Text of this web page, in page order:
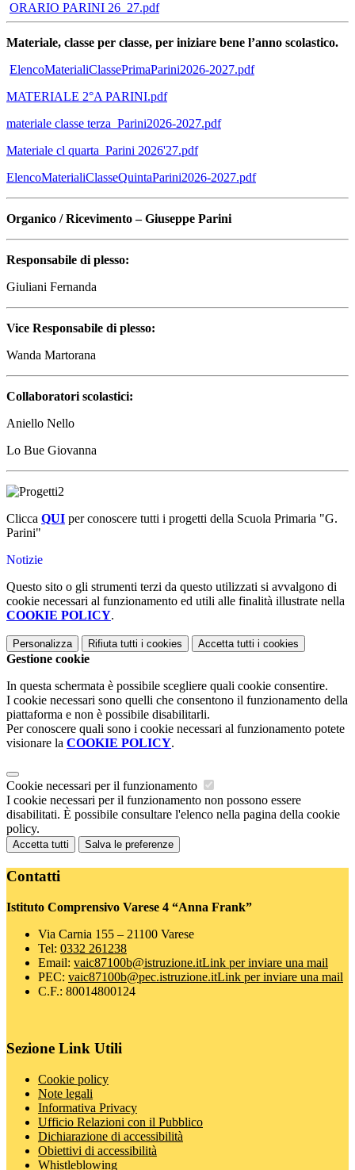
ORARIO PARINI 26_27.pdf
Materiale, classe per classe, per iniziare bene l’anno scolastico.
ElencoMaterialiClassePrimaParini2026-2027.pdf
MATERIALE 2°A PARINI.pdf
materiale classe terza_Parini2026-2027.pdf
Materiale cl quarta_Parini 2026'27.pdf
ElencoMaterialiClasseQuintaParini2026-2027.pdf
Organico / Ricevimento – Giuseppe Parini
Responsabile di plesso:
Giuliani Fernanda
Vice Responsabile di plesso:
Wanda Martorana
Collaboratori scolastici:
Aniello Nello
Lo Bue Giovanna
Clicca QUI per conoscere tutti i progetti della Scuola Primaria "G.
Parini"
Notizie
Questo sito o gli strumenti terzi da questo utilizzati si avvalgono di
cookie necessari al funzionamento ed utili alle finalità illustrate nella
COOKIE POLICY.
Personalizza Rifiuta tutti i cookies Accetta tutti i cookies
Gestione cookie
In questa schermata è possibile scegliere quali cookie consentire.
I cookie necessari sono quelli che consentono il funzionamento della
piattaforma e non è possibile disabilitarli.
Per conoscere quali sono i cookie necessari al funzionamento potete
visionare la COOKIE POLICY.
Cookie necessari per il funzionamento
I cookie necessari per il funzionamento non possono essere
disabilitati. È possibile consultare l'elenco nella pagina della cookie
policy.
Accetta tutti Salva le preferenze
Contatti
Istituto Comprensivo Varese 4 “Anna Frank”
Via Carnia 155 – 21100 Varese
Tel: 0332 261238
Email: vaic87100b@istruzione.itLink per inviare una mail
PEC: vaic87100b@pec.istruzione.itLink per inviare una mail
C.F.: 80014800124
Sezione Link Utili
Cookie policy
Note legali
Informativa Privacy
Ufficio Relazioni con il Pubblico
Dichiarazione di accessibilità
Obiettivi di accessibilità
Whistleblowing